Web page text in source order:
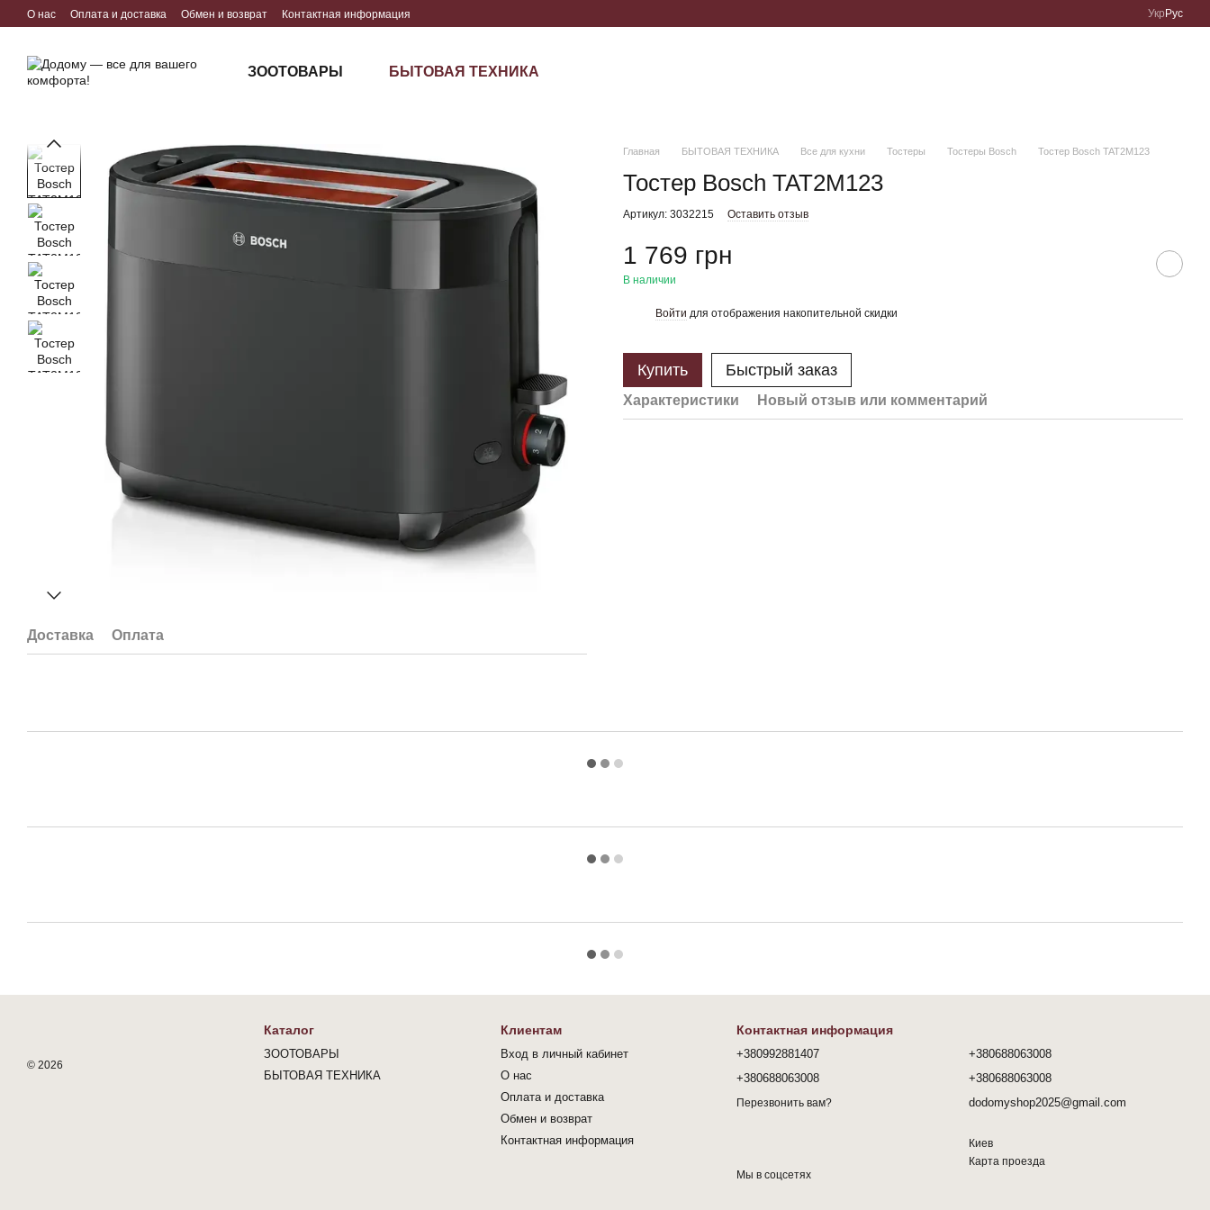
Перейти к основному контенту
О нас Оплата и доставка Обмен и возврат Контактная информация Укр Рус
ЗООТОВАРЫ БЫТОВАЯ ТЕХНИКА
Доставка Оплата
Главная БЫТОВАЯ ТЕХНИКА Все для кухни Тостеры Тостеры Bosch Тостер Bosch TAT2M123
Тостер Bosch TAT2M123
Артикул: 3032215 Оставить отзыв
1 769 грн
В наличии
Войти для отображения накопительной скидки
Купить Быстрый заказ
Характеристики Новый отзыв или комментарий
© 2026
Каталог
ЗООТОВАРЫ
БЫТОВАЯ ТЕХНИКА
Клиентам
Вход в личный кабинет
О нас
Оплата и доставка
Обмен и возврат
Контактная информация
Контактная информация
+380992881407
+380688063008
Перезвонить вам?
+380688063008
+380688063008
dodomyshop2025@gmail.com
Киев
Карта проезда
Мы в соцсетях